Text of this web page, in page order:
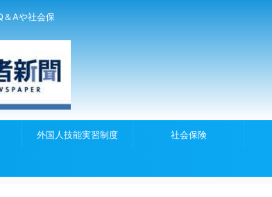
＆Aや社会保
外国人技能実習制度 社会保険